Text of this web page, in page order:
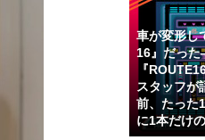
車が変形し
16』だっ
『
スタッフが
前、たった
に1本だけ